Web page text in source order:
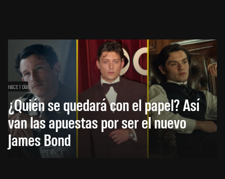
HACE 1 DÍA
¿Quién se quedará con el papel? Así
van las apuestas por ser el nuevo
James Bond